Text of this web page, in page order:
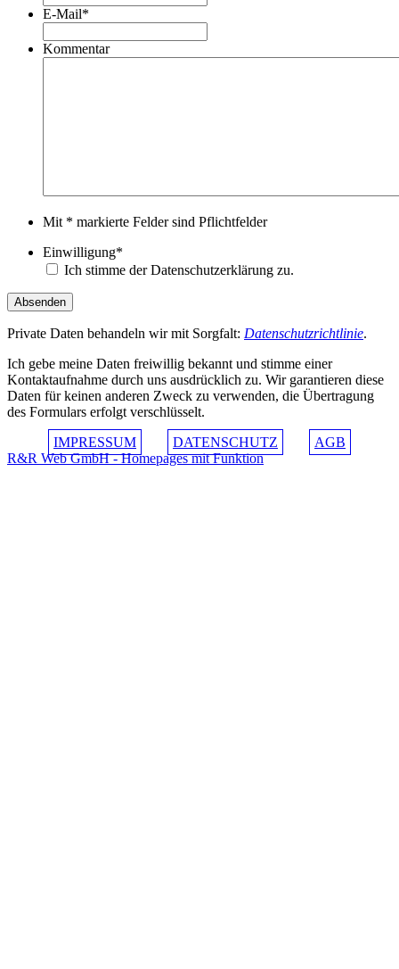
E-Mail*
Kommentar
Mit * markierte Felder sind Pflichtfelder
Einwilligung*
Ich stimme der Datenschutzerklärung zu.
Private Daten behandeln wir mit Sorgfalt: Datenschutzrichtlinie.
Ich gebe meine Daten freiwillig bekannt und stimme einer
Kontaktaufnahme durch uns ausdrücklich zu. Wir garantieren diese
Daten für keinen anderen Zweck zu verwenden, die Übertragung
des Formulars erfolgt verschlüsselt.
IMPRESSUM
DATENSCHUTZ
AGB
R&R Web GmbH - Homepages mit Funktion